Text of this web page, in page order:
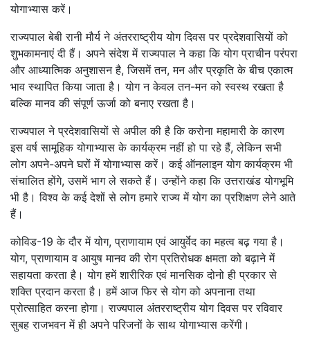
योगाभ्यास करें।
राज्यपाल बेबी रानी मौर्य ने अंतरराष्ट्रीय योग दिवस पर प्रदेशवासियों को
शुभकामनाएं दी हैं। अपने संदेश में राज्यपाल ने कहा कि योग प्राचीन परंपरा
और आध्यात्मिक अनुशासन है, जिसमें तन, मन और प्रकृति के बीच एकात्म
भाव स्थापित किया जाता है। योग न केवल तन-मन को स्वस्थ रखता है
बल्कि मानव की संपूर्ण ऊर्जा को बनाए रखता है।
राज्यपाल ने प्रदेशवासियों से अपील की है कि करोना महामारी के कारण
इस वर्ष सामूहिक योगाभ्यास के कार्यक्रम नहीं हो पा रहे हैं, लेकिन सभी
लोग अपने-अपने घरों में योगाभ्यास करें। कई ऑनलाइन योग कार्यक्रम भी
संचालित होंगे, उसमें भाग ले सकते हैं। उन्होंने कहा कि उत्तराखंड योगभूमि
भी है। विश्व के कई देशों से लोग हमारे राज्य में योग का प्रशिक्षण लेने आते
हैं।
कोविड-19 के दौर में योग, प्राणायाम एवं आयुर्वेद का महत्व बढ़ गया है।
योग, प्राणायाम व आयुष मानव की रोग प्रतिरोधक क्षमता को बढ़ाने में
सहायता करता है। योग हमें शारीरिक एवं मानसिक दोनो ही प्रकार से
शक्ति प्रदान करता है। हमें आज फिर से योग को अपनाना तथा
प्रोत्साहित करना होगा। राज्यपाल अंतरराष्ट्रीय योग दिवस पर रविवार
सुबह राजभवन में ही अपने परिजनों के साथ योगाभ्यास करेंगी।